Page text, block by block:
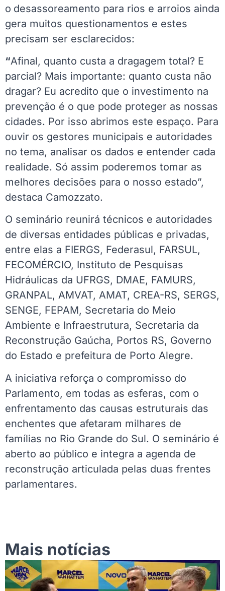
o desassoreamento para rios e arroios ainda
gera muitos questionamentos e estes
precisam ser esclarecidos:
“Afinal, quanto custa a dragagem total? E
parcial? Mais importante: quanto custa não
dragar? Eu acredito que o investimento na
prevenção é o que pode proteger as nossas
cidades. Por isso abrimos este espaço. Para
ouvir os gestores municipais e autoridades
no tema, analisar os dados e entender cada
realidade. Só assim poderemos tomar as
melhores decisões para o nosso estado”,
destaca Camozzato.
O seminário reunirá técnicos e autoridades
de diversas entidades públicas e privadas,
entre elas a FIERGS, Federasul, FARSUL,
FECOMÉRCIO, Instituto de Pesquisas
Hidráulicas da UFRGS, DMAE, FAMURS,
GRANPAL, AMVAT, AMAT, CREA-RS, SERGS,
SENGE, FEPAM, Secretaria do Meio
Ambiente e Infraestrutura, Secretaria da
Reconstrução Gaúcha, Portos RS, Governo
do Estado e prefeitura de Porto Alegre.
A iniciativa reforça o compromisso do
Parlamento, em todas as esferas, com o
enfrentamento das causas estruturais das
enchentes que afetaram milhares de
famílias no Rio Grande do Sul. O seminário é
aberto ao público e integra a agenda de
reconstrução articulada pelas duas frentes
parlamentares.
Mais notícias